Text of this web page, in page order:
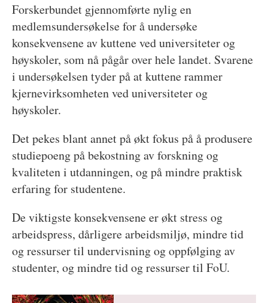
Forskerbundet gjennomførte nylig en
medlemsundersøkelse for å undersøke
konsekvensene av kuttene ved universiteter og
høyskoler, som nå pågår over hele landet. Svarene
i undersøkelsen tyder på at kuttene rammer
kjernevirksomheten ved universiteter og
høyskoler.
Det pekes blant annet på økt fokus på å produsere
studiepoeng på bekostning av forskning og
kvaliteten i utdanningen, og på mindre praktisk
erfaring for studentene.
De viktigste konsekvensene er økt stress og
arbeidspress, dårligere arbeidsmiljø, mindre tid
og ressurser til undervisning og oppfølging av
studenter, og mindre tid og ressurser til FoU.